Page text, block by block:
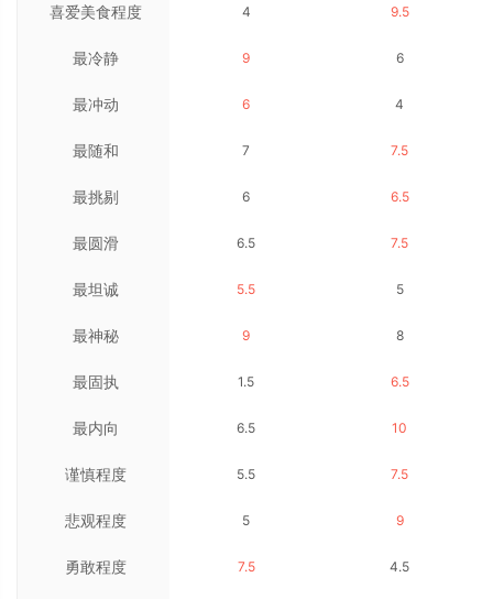
喜爱美食程度
最冷静
最冲动
最随和
最挑剔
最圆滑
最坦诚
最神秘
最固执
最内向
谨慎程度
悲观程度
勇敢程度
4
9
6
7
6
6.5
5.5
9
1.5
6.5
5.5
5
7.5
9.5
6
4
7.5
6.5
7.5
5
8
6.5
10
7.5
9
4.5